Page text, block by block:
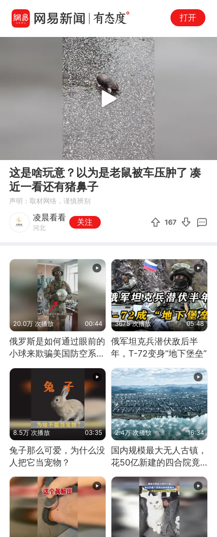
打开
Play
这是啥玩意？以为是老鼠被车压肿了 凑
近一看还有猪鼻子
声明：取材网络，谨慎辨别
凌晨看看
河北
关注 167
20.0万 次播放 00:44
俄罗斯是如何通过眼前的
小球来欺骗美国防空系统
3675 次播放 05:48
俄军坦克兵潜伏敌后半
年，T-72变身“地下堡垒”
8.5万 次播放 03:35
兔子那么可爱，为什么没
人把它当宠物？
2.4万 次播放 16:34
国内规模最大无人古镇，
花50亿新建的四合院竟
没人住，发生了啥